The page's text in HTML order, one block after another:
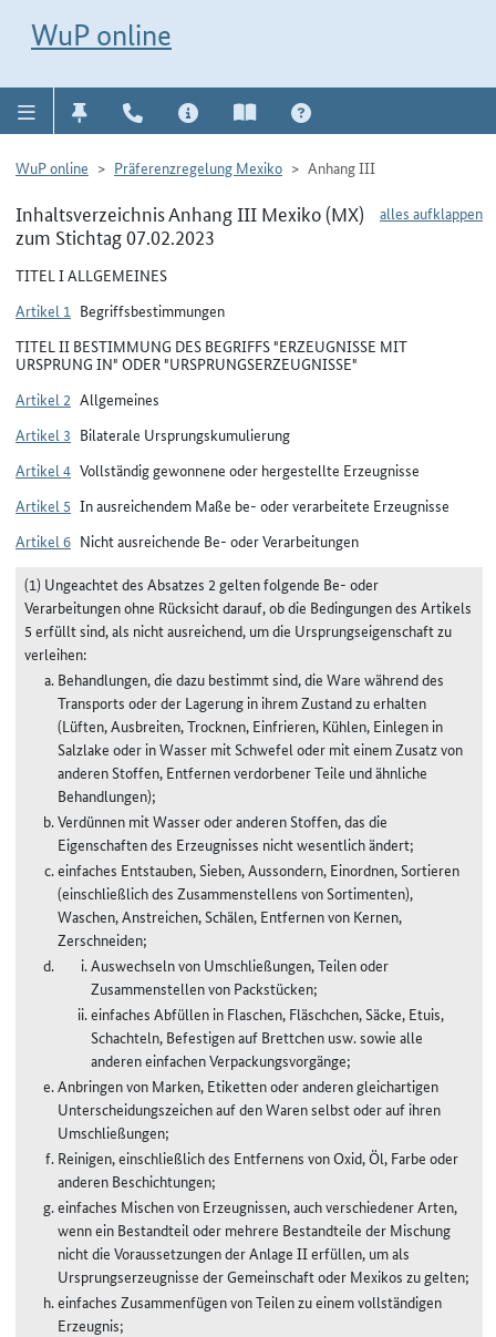
WuP online
WuP online Präferenzregelung Mexiko Anhang III
alles aufklappen
Inhaltsverzeichnis Anhang III Mexiko (MX)
zum Stichtag 07.02.2023
TITEL I ALLGEMEINES
Artikel 1 Begriffsbestimmungen
TITEL II BESTIMMUNG DES BEGRIFFS "ERZEUGNISSE MIT
URSPRUNG IN" ODER "URSPRUNGSERZEUGNISSE"
Artikel 2 Allgemeines
Artikel 3 Bilaterale Ursprungskumulierung
Artikel 4 Vollständig gewonnene oder hergestellte Erzeugnisse
Artikel 5 In ausreichendem Maße be- oder verarbeitete Erzeugnisse
Artikel 6 Nicht ausreichende Be- oder Verarbeitungen
(1) Ungeachtet des Absatzes 2 gelten folgende Be- oder
Verarbeitungen ohne Rücksicht darauf, ob die Bedingungen des Artikels
5 erfüllt sind, als nicht ausreichend, um die Ursprungseigenschaft zu
verleihen:
Behandlungen, die dazu bestimmt sind, die Ware während des
Transports oder der Lagerung in ihrem Zustand zu erhalten
(Lüften, Ausbreiten, Trocknen, Einfrieren, Kühlen, Einlegen in
Salzlake oder in Wasser mit Schwefel oder mit einem Zusatz von
anderen Stoffen, Entfernen verdorbener Teile und ähnliche
Behandlungen);
Verdünnen mit Wasser oder anderen Stoffen, das die
Eigenschaften des Erzeugnisses nicht wesentlich ändert;
einfaches Entstauben, Sieben, Aussondern, Einordnen, Sortieren
(einschließlich des Zusammenstellens von Sortimenten),
Waschen, Anstreichen, Schälen, Entfernen von Kernen,
Zerschneiden;
Auswechseln von Umschließungen, Teilen oder
Zusammenstellen von Packstücken;
einfaches Abfüllen in Flaschen, Fläschchen, Säcke, Etuis,
Schachteln, Befestigen auf Brettchen usw. sowie alle
anderen einfachen Verpackungsvorgänge;
Anbringen von Marken, Etiketten oder anderen gleichartigen
Unterscheidungszeichen auf den Waren selbst oder auf ihren
Umschließungen;
Reinigen, einschließlich des Entfernens von Oxid, Öl, Farbe oder
anderen Beschichtungen;
einfaches Mischen von Erzeugnissen, auch verschiedener Arten,
wenn ein Bestandteil oder mehrere Bestandteile der Mischung
nicht die Voraussetzungen der Anlage II erfüllen, um als
Ursprungserzeugnisse der Gemeinschaft oder Mexikos zu gelten;
einfaches Zusammenfügen von Teilen zu einem vollständigen
Erzeugnis;